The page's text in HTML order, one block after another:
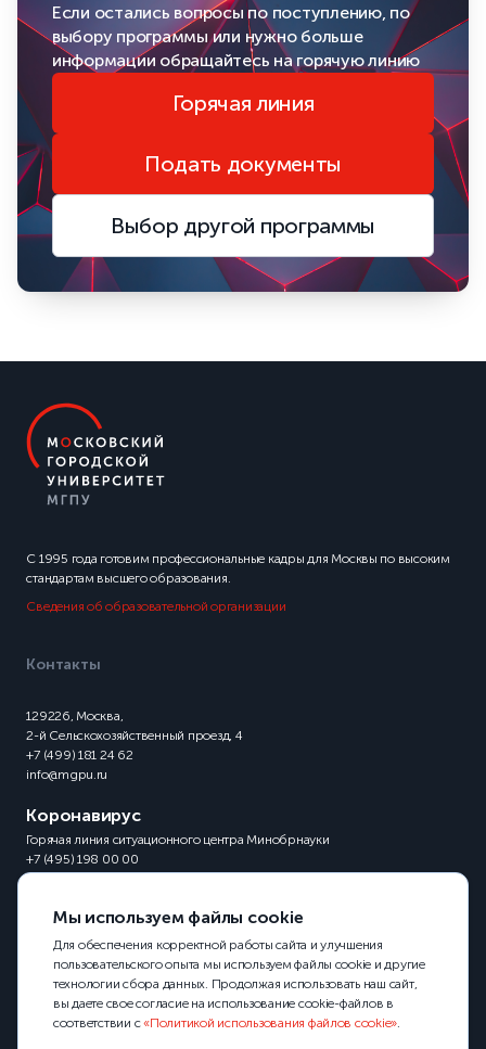
Если остались вопросы по поступлению, по
выбору программы или нужно больше
информации обращайтесь на горячую линию
Горячая линия
Подать документы
Выбор другой программы
С 1995 года готовим профессиональные кадры для Москвы по высоким
стандартам высшего образования.
Сведения об образовательной организации
Контакты
129226, Москва,
2-й Сельскохозяйственный проезд, 4
+7 (499) 181 24 62
info@mgpu.ru
Коронавирус
Горячая линия ситуационного центра Минобрнауки
+7 (495) 198 00 00
Мы используем файлы cookie
Для обеспечения корректной работы сайта и улучшения
пользовательского опыта мы используем файлы cookie и другие
технологии сбора данных. Продолжая использовать наш сайт,
вы даете свое согласие на использование cookie-файлов в
соответствии с«Политикой использования файлов cookie».